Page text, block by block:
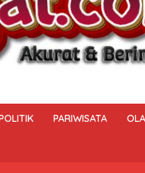
PARIWISATA